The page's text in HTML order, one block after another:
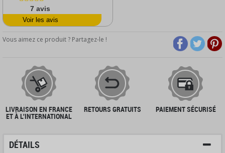
7avis
Voir les avis
Vous aimez ce produit ? Partagez-le !
LIVRAISON EN FRANCE
ET À L'INTERNATIONAL
RETOURS GRATUITS PAIEMENT SÉCURISÉ
DÉTAILS